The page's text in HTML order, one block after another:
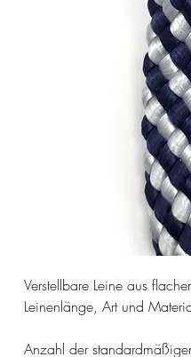
Verstellbare Leine aus
Leinenlänge, Art und
Anzahl der